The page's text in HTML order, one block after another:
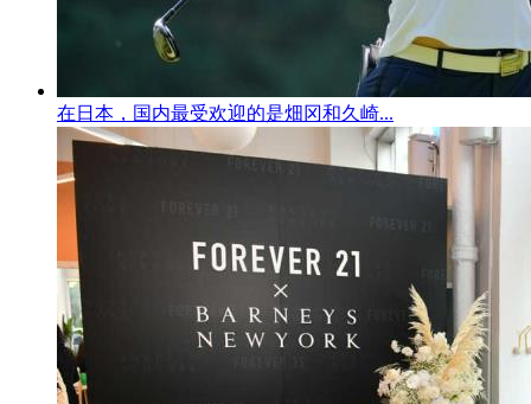
在日本，国内最受欢迎的是畑冈和久崎...